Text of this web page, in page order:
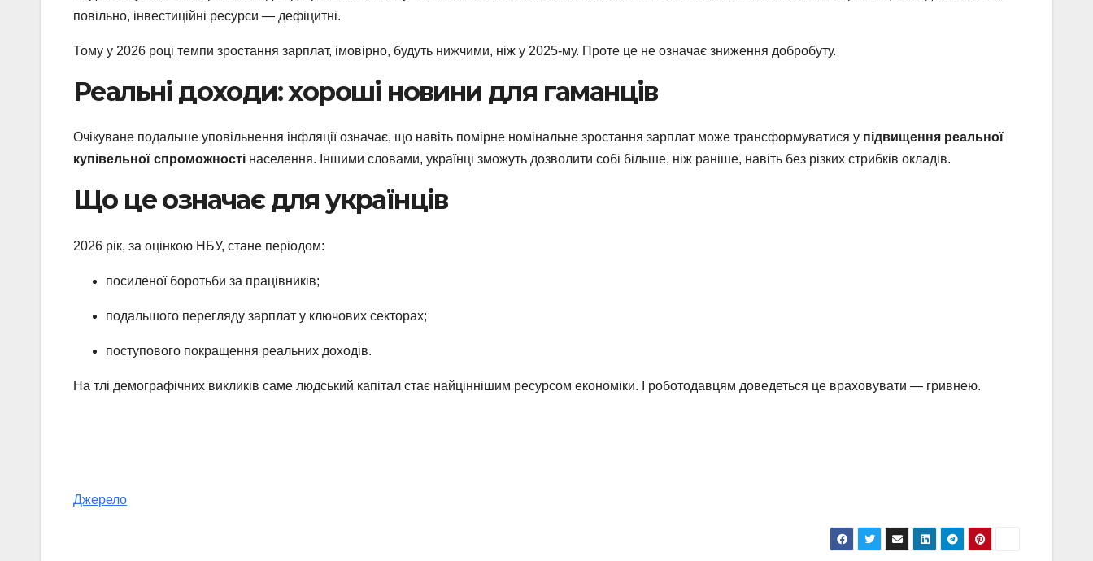
повільно, інвестиційні ресурси — дефіцитні.
Тому у 2026 році темпи зростання зарплат, імовірно, будуть нижчими, ніж у 2025-му. Проте це не означає зниження добробуту.
Реальні доходи: хороші новини для гаманців
Очікуване подальше уповільнення інфляції означає, що навіть помірне номінальне зростання зарплат може трансформуватися у підвищення реальної
купівельної спроможності населення. Іншими словами, українці зможуть дозволити собі більше, ніж раніше, навіть без різких стрибків окладів.
Що це означає для українців
2026 рік, за оцінкою НБУ, стане періодом:
посиленої боротьби за працівників;
подальшого перегляду зарплат у ключових секторах;
поступового покращення реальних доходів.
На тлі демографічних викликів саме людський капітал стає найціннішим ресурсом економіки. І роботодавцям доведеться це враховувати — гривнею.
Джерело